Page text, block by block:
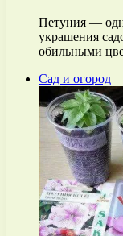
Петуния —
украшения
обильными
Сад и огород